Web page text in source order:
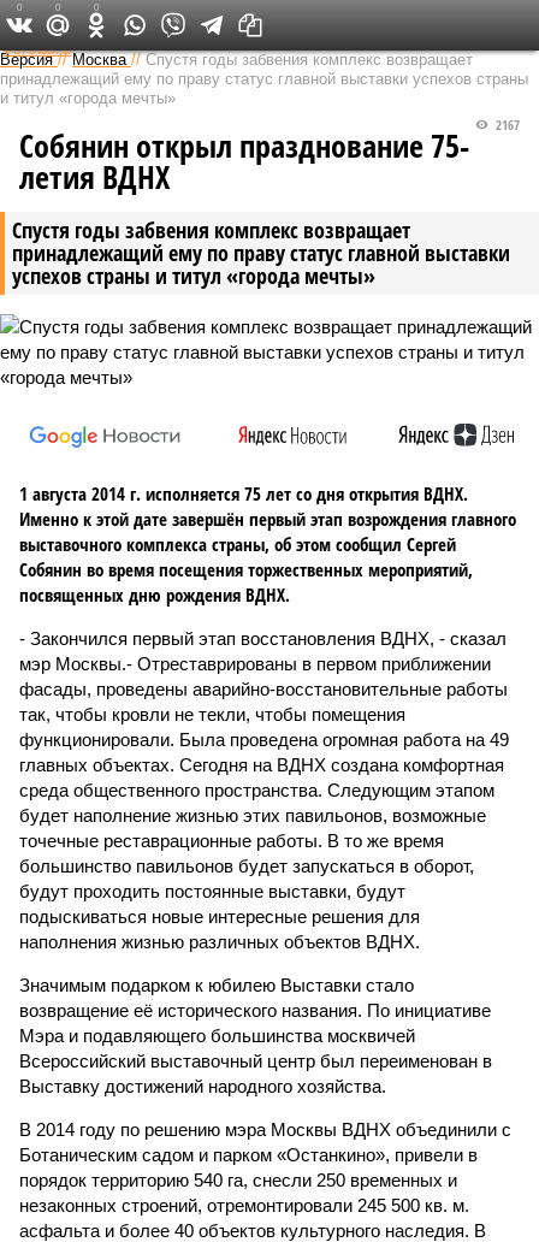
Федеральный выпуск
Версия //Москва //Спустя годы забвения комплекс возвращает
принадлежащий ему по праву статус главной выставки успехов страны
и титул «города мечты»
Спустя годы забвения комплекс возвращает
принадлежащий ему по праву статус главной выставки
успехов страны и титул «города мечты»
2167
Собянин открыл празднование 75-
летия ВДНХ
1 августа 2014 г. исполняется 75 лет со дня открытия ВДНХ.
Именно к этой дате завершён первый этап возрождения главного
выставочного комплекса страны, об этом сообщил Сергей
Собянин во время посещения торжественных мероприятий,
посвященных дню рождения ВДНХ.
- Закончился первый этап восстановления ВДНХ, - сказал
мэр Москвы.- Отреставрированы в первом приближении
фасады, проведены аварийно-восстановительные работы
так, чтобы кровли не текли, чтобы помещения
функционировали. Была проведена огромная работа на 49
главных объектах. Сегодня на ВДНХ создана комфортная
среда общественного пространства. Следующим этапом
будет наполнение жизнью этих павильонов, возможные
точечные реставрационные работы. В то же время
большинство павильонов будет запускаться в оборот,
будут проходить постоянные выставки, будут
подыскиваться новые интересные решения для
наполнения жизнью различных объектов ВДНХ.
Значимым подарком к юбилею Выставки стало
возвращение её исторического названия. По инициативе
Мэра и подавляющего большинства москвичей
Всероссийский выставочный центр был переименован в
Выставку достижений народного хозяйства.
В 2014 году по решению мэра Москвы ВДНХ объединили с
Ботаническим садом и парком «Останкино», привели в
порядок территорию 540 га, снесли 250 временных и
незаконных строений, отремонтировали 245 500 кв. м.
асфальта и более 40 объектов культурного наследия. В
0 0 0